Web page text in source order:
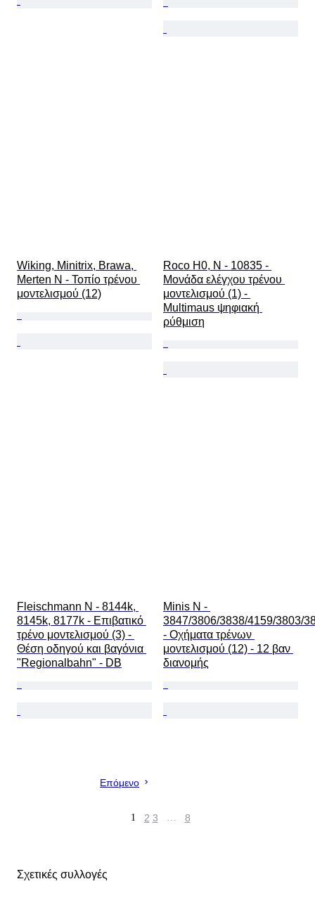
Wiking, Minitrix, Brawa,
Merten N - Τοπίο τρένου
μοντελισμού (12)
Roco H0, N - 10835 -
Μονάδα ελέγχου τρένου
μοντελισμού (1) -
Multimaus ψηφιακή
ρύθμιση
Fleischmann N - 8144k,
8145k, 8177k - Επιβατικό
τρένο μοντελισμού (3) -
Θέση οδηγού και βαγόνια
"Regionalbahn" - DB
Minis N -
3847/3806/3838/4159/3803/
- Οχήματα τρένων
μοντελισμού (12) - 12 βαν
διανομής
Επόμενο
1 2 3 … 8
Σχετικές συλλογές